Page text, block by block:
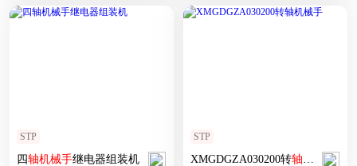
STP
四轴机械手继电器组装机
STP
XMGDGZA030200转轴 机械手